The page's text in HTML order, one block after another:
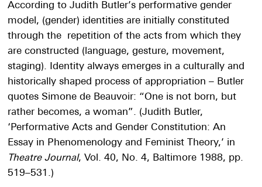
According to Judith Butler’s performative gender
model, (gender) identities are initially constituted
through the
repetition of the acts from which they
are constructed (language, gesture, movement,
staging). Identity always emerges in a culturally and
historically shaped process of appropriation – Butler
quotes Simone de Beauvoir: “One is not born, but
rather becomes, a woman”. (Judith Butler,
‘Performative Acts and Gender Constitution: An
Essay in Phenomenology and Feminist Theory,’ in
Theatre Journal, Vol. 40, No. 4, Baltimore 1988, pp.
519–531.)